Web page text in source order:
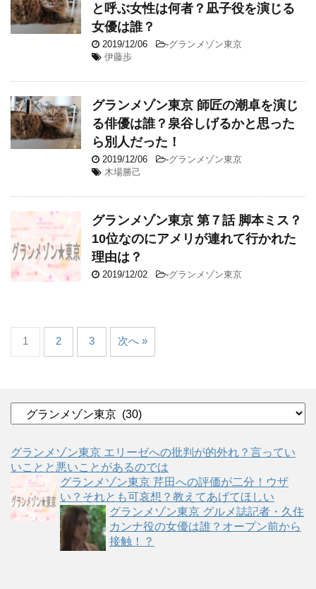
と呼ぶ女性は何者？凪子役を演じる
女優は誰？
2019/12/06 -グランメゾン東京
伊藤歩
グランメゾン東京 師匠の潮卓を演じ
る俳優は誰？泉谷しげるかと思った
ら別人だった！
2019/12/06 -グランメゾン東京
木場勝己
グランメゾン東京 第７話 脚本ミス？
10位なのにアメリが連れて行かれた
理由は？
2019/12/02 -グランメゾン東京
1 2 3 次へ »
テ
リ
ー
グランメゾン東京 エリーゼへの批判が的外れ？言ってい
いことと悪いことがあるのでは
グランメゾン東京 芹田への評価が二分！ウザ
い？それとも可哀想？教えてあげてほしい
グランメゾン東京 グルメ誌記者・久住
カンナ役の女優は誰？オープン前から
接触！？